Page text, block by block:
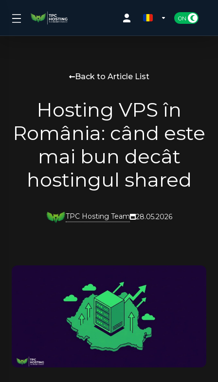
Back to Article List
Hosting VPS în
România: când este
mai bun decât
hostingul shared
TPC Hosting Team 28.05.2026